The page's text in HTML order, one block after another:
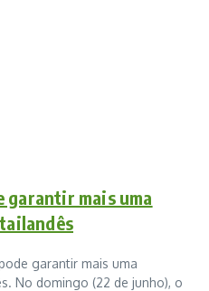
garantir mais uma
garantir mais uma
No domingo (22 de junho), o